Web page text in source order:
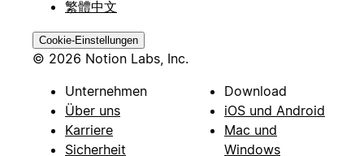
繁體中文
Cookie-Einstellungen
© 2026 Notion Labs, Inc.
Unternehmen
Über uns
Karriere
Sicherheit
Download
iOS und Android
Mac und
Windows